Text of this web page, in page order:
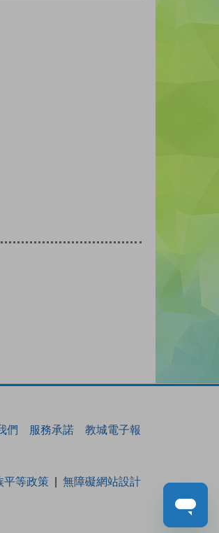
們 服務承諾 教城電子報
平等政策 無障礙網站設計